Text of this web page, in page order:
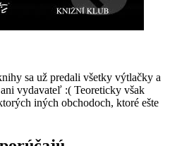
sa už predali všetky výtlačky a
vydavateľ :( Teoreticky však
iných obchodoch, ktoré ešte